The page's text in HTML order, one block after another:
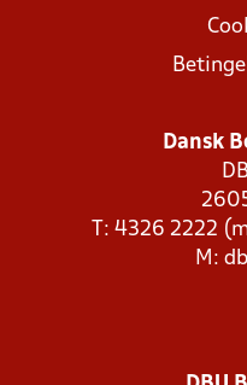
Dansk
T: 4326 2222
M: